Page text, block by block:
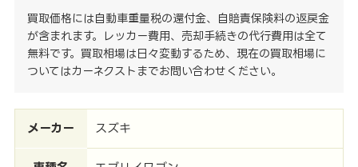
買取価格には自動車重量税の還付金、自賠責保険料の返戻金
が含まれます。レッカー費用、売却手続きの代行費用は全て
無料です。買取相場は日々変動するため、現在の買取相場に
ついてはカーネクストまでお問い合わせください。
メーカー スズキ